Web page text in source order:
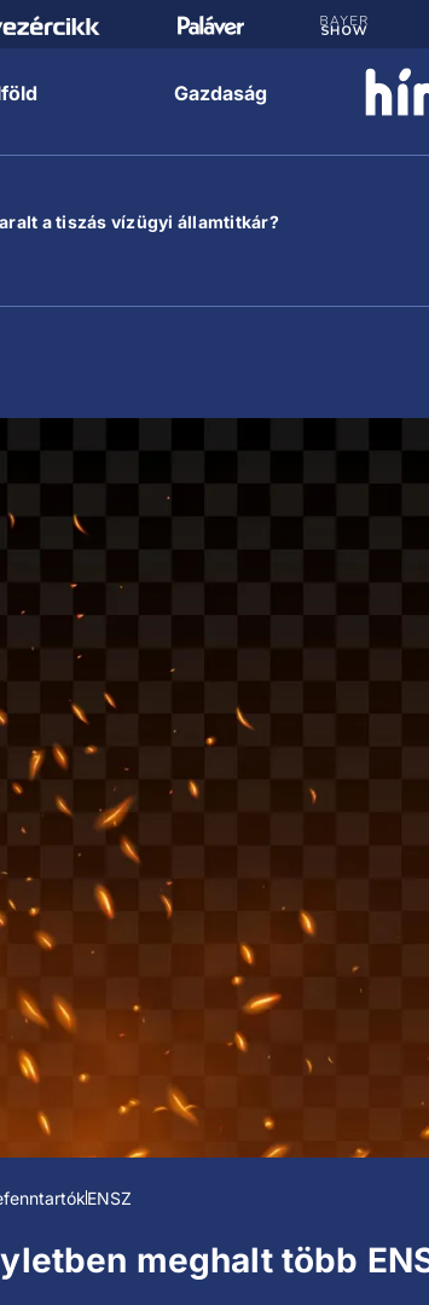
Gazdaság
a tiszás vízügyi államtitkár?
ENSZ
meghalt több